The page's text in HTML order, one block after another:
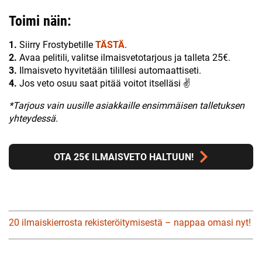
Toimi näin:
1. Siirry Frostybetille TÄSTÄ.
2. Avaa pelitili, valitse ilmaisvetotarjous ja talleta 25€.
3. Ilmaisveto hyvitetään tilillesi automaattiseti.
4. Jos veto osuu saat pitää voitot itselläsi ✌
*Tarjous vain uusille asiakkaille ensimmäisen talletuksen
yhteydessä.
OTA 25€ ILMAISVETO HALTUUN!
20 ilmaiskierrosta rekisteröitymisestä – nappaa omasi nyt!